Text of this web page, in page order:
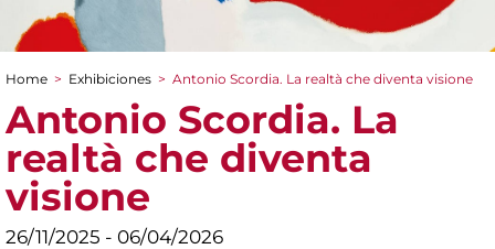
You are here
Home > Exhibiciones > Antonio Scordia. La realtà che diventa visione
Antonio Scordia. La
realtà che diventa
visione
26/11/2025 - 06/04/2026